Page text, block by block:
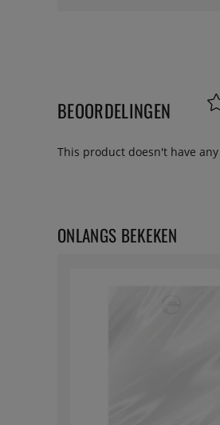
BEOORDELINGEN
This product doesn't have
ONLANGS BEKEKEN